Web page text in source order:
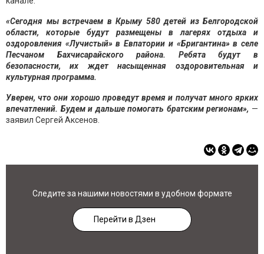
«Сегодня мы встречаем в Крыму 580 детей из Белгородской
области, которые будут размещены в лагерях отдыха и
оздоровления «Лучистый» в Евпатории и «Бригантина» в селе
Песчаном Бахчисарайского района. Ребята будут в
безопасности, их ждет насыщенная оздоровительная и
культурная программа.
Уверен, что они хорошо проведут время и получат много ярких
впечатлений. Будем и дальше помогать братским регионам», —
заявил Сергей Аксенов.
Следите за нашими новостями в удобном формате
Перейти в Дзен